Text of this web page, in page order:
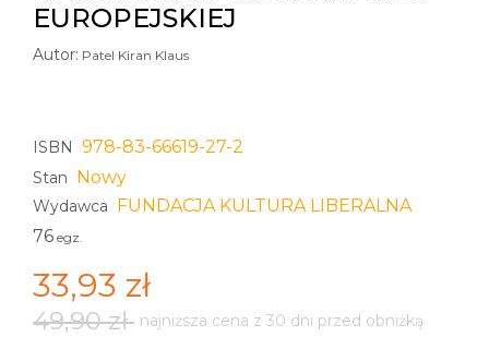
EUROPEJSKIEJ
Autor: Patel Kiran Klaus
ISBN 978-83-66619-27-2
Stan Nowy
Wydawca FUNDACJA KULTURA LIBERALNA
76 egz.
33,93 zł
49,90 zł najniższa cena z 30 dni przed obniżką